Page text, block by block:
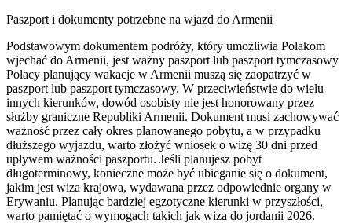
Paszport i dokumenty potrzebne na wjazd do Armenii
Podstawowym dokumentem podróży, który umożliwia Polakom
wjechać do Armenii, jest ważny paszport lub paszport tymczasowy
Polacy planujący wakacje w Armenii muszą się zaopatrzyć w
paszport lub paszport tymczasowy. W przeciwieństwie do wielu
innych kierunków, dowód osobisty nie jest honorowany przez
służby graniczne Republiki Armenii. Dokument musi zachowywać
ważność przez cały okres planowanego pobytu, a w przypadku
dłuższego wyjazdu, warto złożyć wniosek o wizę 30 dni przed
upływem ważności paszportu. Jeśli planujesz pobyt
długoterminowy, konieczne może być ubieganie się o dokument,
jakim jest wiza krajowa, wydawana przez odpowiednie organy w
Erywaniu. Planując bardziej egzotyczne kierunki w przyszłości,
warto pamiętać o wymogach takich jak wiza do jordanii 2026.